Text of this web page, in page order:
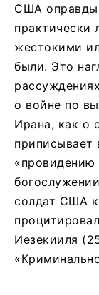
США
практически
жестокими
были. Это
о войне по
Ирана, как о
приписывает
«провидению
солдат США
Иезекииля